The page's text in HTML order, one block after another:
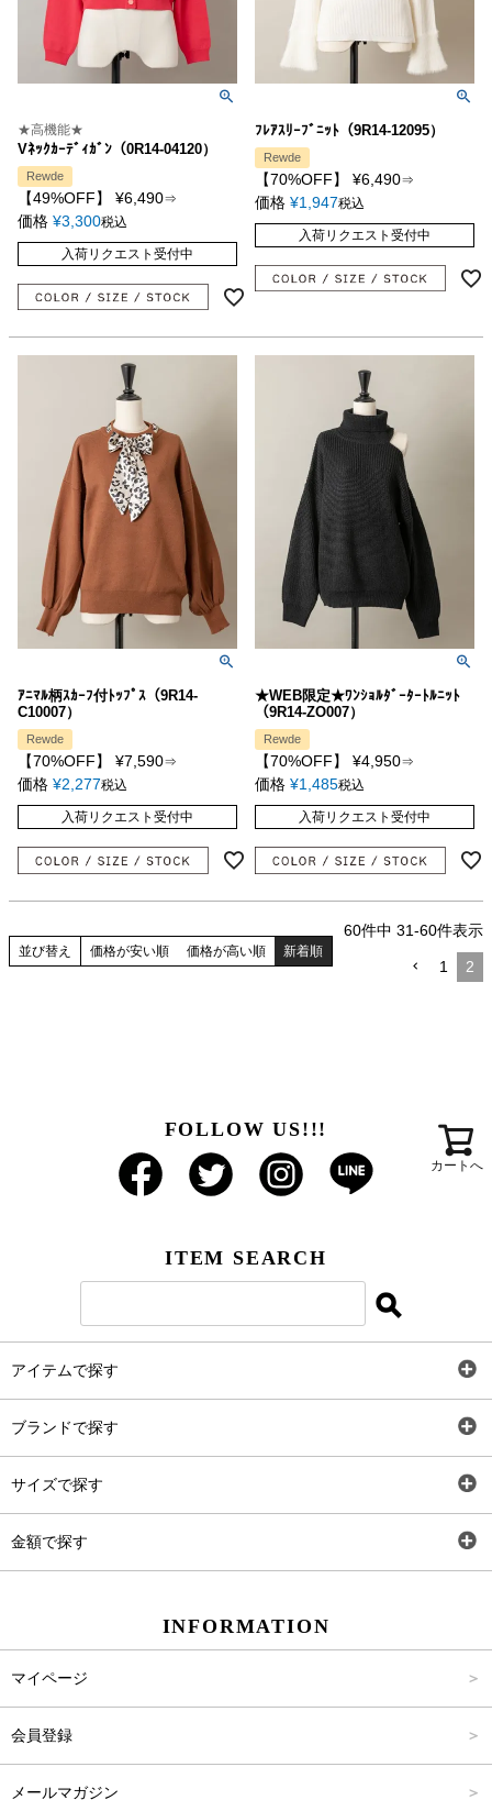
★高機能★
Vﾈｯｸｶｰﾃﾞｨｶﾞﾝ（0R14-04120）
Rewde
【49%OFF】 ¥6,490⇒
価格 ¥3,300税込
入荷リクエスト受付中
ﾌﾚｱｽﾘｰﾌﾞﾆｯﾄ（9R14-12095）
Rewde
【70%OFF】 ¥6,490⇒
価格 ¥1,947税込
入荷リクエスト受付中
ｱﾆﾏﾙ柄ｽｶｰﾌ付ﾄｯﾌﾟｽ（9R14-
C10007）
Rewde
【70%OFF】 ¥7,590⇒
価格 ¥2,277税込
入荷リクエスト受付中
★WEB限定★ﾜﾝｼｮﾙﾀﾞｰﾀｰﾄﾙﾆｯﾄ
（9R14-ZO007）
Rewde
【70%OFF】 ¥4,950⇒
価格 ¥1,485税込
入荷リクエスト受付中
並び替え 価格が安い順 価格が高い順 新着順
60件中 31-60件表示
1 2
カートへ
FOLLOW US!!!
ITEM SEARCH
アイテムで探す
ブランドで探す
サイズで探す
金額で探す
INFORMATION
マイページ
会員登録
メールマガジン